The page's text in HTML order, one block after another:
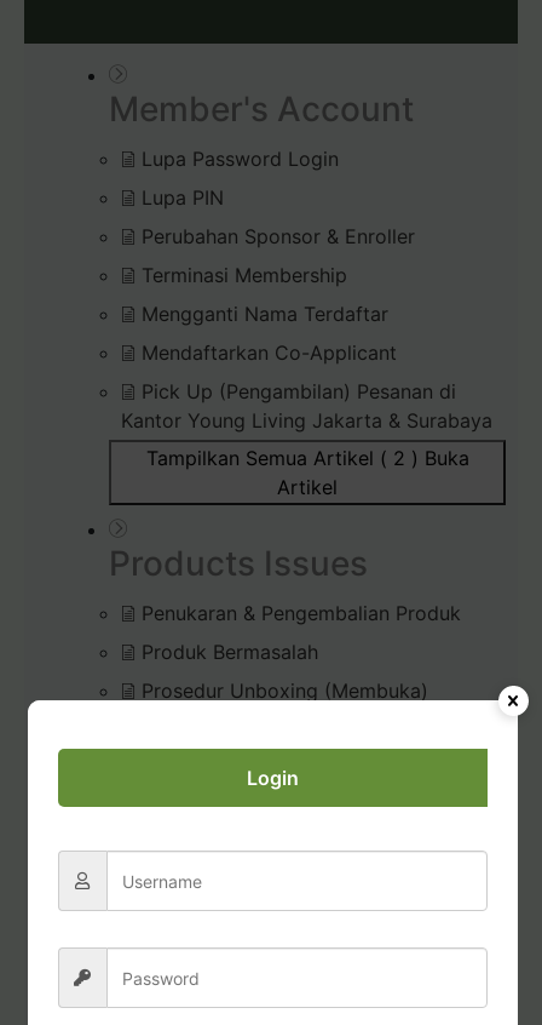
Member's Account
Lupa Password Login
Lupa PIN
Perubahan Sponsor & Enroller
Terminasi Membership
Mengganti Nama Terdaftar
Mendaftarkan Co-Applicant
Pick Up (Pengambilan) Pesanan di
Kantor Young Living Jakarta & Surabaya
Tampilkan Semua Artikel ( 2 ) Buka
Artikel
Products Issues
Penukaran & Pengembalian Produk
Produk Bermasalah
Prosedur Unboxing (Membuka)
Pembayaran Bonus Komisi
Login